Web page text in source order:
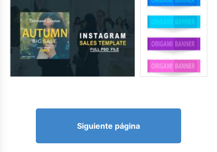
Siguiente página